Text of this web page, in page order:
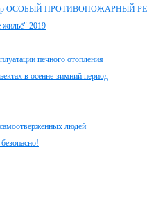
234-р ОСОБЫЙ ПРОТИВОПОЖАРНЫЙ
жильё" 2019
печного отопления
в осенне-зимний период
людей